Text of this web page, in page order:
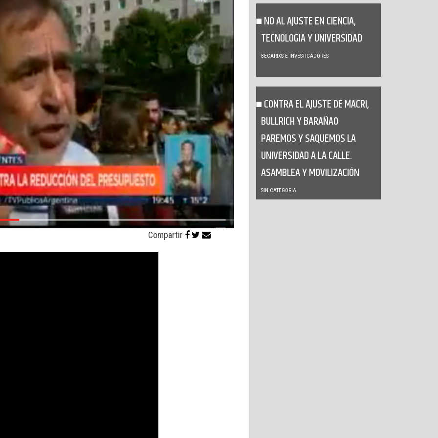
Compartir
NO AL AJUSTE EN CIENCIA,
TECNOLOGIA Y UNIVERSIDAD
BECARIXS E INVESTIGADORES
CONTRA EL AJUSTE DE MACRI,
BULLRICH Y BARAÑAO
PAREMOS Y SAQUEMOS LA
UNIVERSIDAD A LA CALLE.
ASAMBLEA Y MOVILIZACIÓN
SIN CATEGORIA